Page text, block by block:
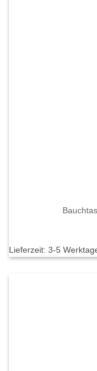
Lieferzeit: 3-5